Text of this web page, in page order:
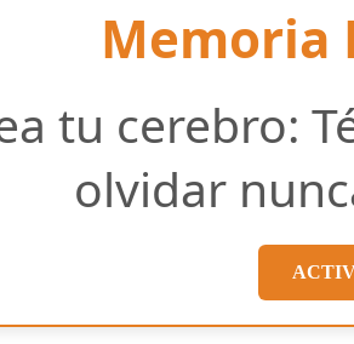
Memoria
tu cerebro:
olvidar